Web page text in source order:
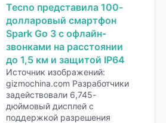
Tecno представила 100-
долларовый смартфон
Spark Go 3 с офлайн-
звонками на расстоянии
до 1,5 км и защитой IP64
Источник изображений:
gizmochina.com Разработчики
задействовали 6,745-
дюймовый дисплей с
поддержкой разрешения